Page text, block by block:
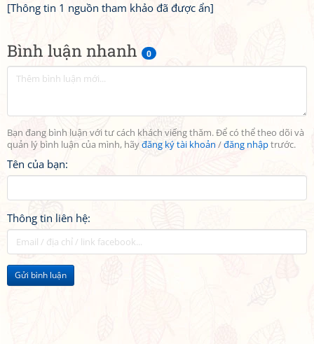
Bình luận nhanh 0
Bạn đang bình luận với tư cách khách viếng thăm. Để có thể theo dõi và
quản lý bình luận của mình, hãyđăng ký tài khoản /đăng nhậptrước.
Tên của bạn:
Thông tin liên hệ:
Gửi bình luận
[Thông tin 1 nguồn tham khảo đã được ẩn]